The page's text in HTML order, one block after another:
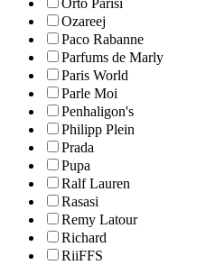
Orto Parisi
Ozareej
Paco Rabanne
Parfums de Marly
Paris World
Parle Moi
Penhaligon's
Philipp Plein
Prada
Pupa
Ralf Lauren
Rasasi
Remy Latour
Richard
RiiFFS